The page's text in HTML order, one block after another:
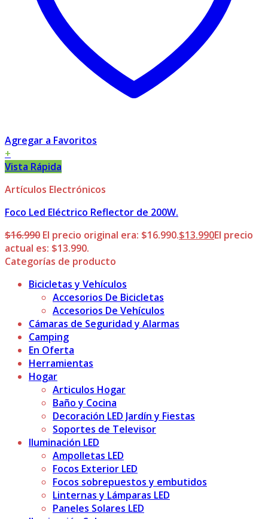
Agregar a Favoritos
+
Vista Rápida
Artículos Electrónicos
Foco Led Eléctrico Reflector de 200W.
$16.990 El precio original era: $16.990.$13.990El precio
actual es: $13.990.
Categorías de producto
Bicicletas y Vehículos
Accesorios De Bicicletas
Accesorios De Vehículos
Cámaras de Seguridad y Alarmas
Camping
En Oferta
Herramientas
Hogar
Articulos Hogar
Baño y Cocina
Decoración LED Jardín y Fiestas
Soportes de Televisor
Iluminación LED
Ampolletas LED
Focos Exterior LED
Focos sobrepuestos y embutidos
Linternas y Lámparas LED
Paneles Solares LED